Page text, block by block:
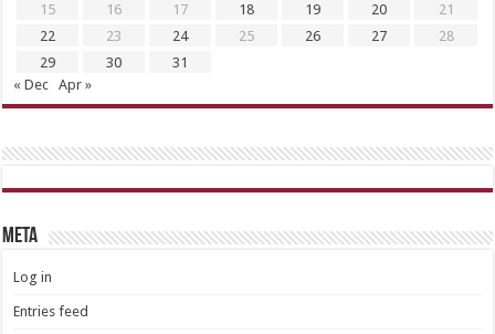
15
16 17 18 19 20
21
22
23 24 25 26 27
28
29
30
31
« Dec
Apr »
META
Log in
Entries feed